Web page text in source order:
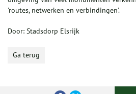
'routes, netwerken en verbindingen'.
Door: Stadsdorp Elsrijk
Ga terug